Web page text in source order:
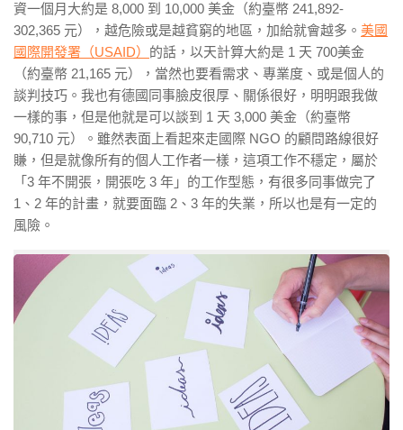
資一個月大約是 8,000 到 10,000 美金（約臺幣 241,892-
302,365 元），越危險或是越貧窮的地區，加給就會越多。 美國
國際開發署（USAID） 的話，以天計算大約是 1 天 700美金
（約臺幣 21,165 元），當然也要看需求、專業度、或是個人的
談判技巧。我也有德國同事臉皮很厚、關係很好，明明跟我做
一樣的事，但是他就是可以談到 1 天 3,000 美金（約臺幣
90,710 元）。雖然表面上看起來走國際 NGO 的顧問路線很好
賺，但是就像所有的個人工作者一樣，這項工作不穩定，屬於
「3 年不開張，開張吃 3 年」的工作型態，有很多同事做完了
1、2 年的計畫，就要面臨 2、3 年的失業，所以也是有一定的
風險。